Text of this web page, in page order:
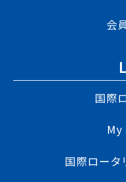
会
国際
国際ロータ